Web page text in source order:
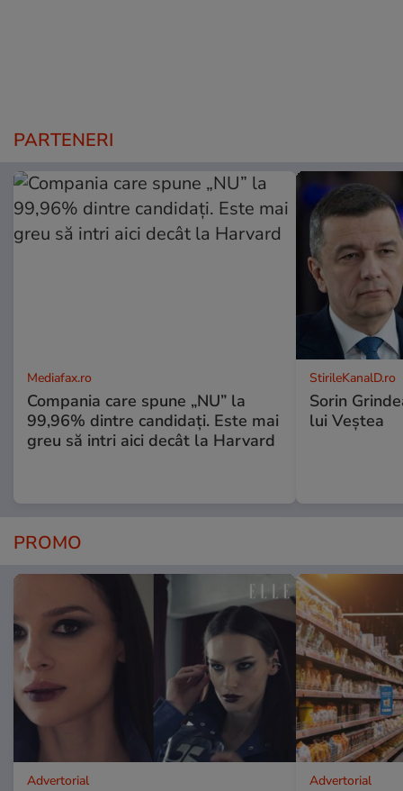
PARTENERI
Mediafax.ro
Compania care spune „NU” la
99,96% dintre candidați. Este mai
greu să intri aici decât la Harvard
StirileKanalD.ro
Sorin
lui Veștea
PROMO
Advertorial Advertorial